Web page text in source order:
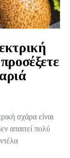
σχάρα είναι
απαιτεί πολύ